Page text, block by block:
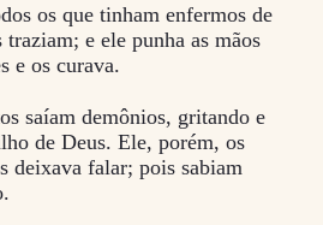
os que tinham enfermos de
traziam; e ele punha as mãos
e os curava.
saíam demônios, gritando e
de Deus. Ele, porém, os
deixava falar; pois sabiam